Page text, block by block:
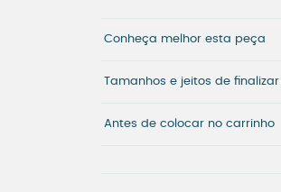
Conheça melhor esta peça
Tamanhos e jeitos de finalizar
Antes de colocar no carrinho